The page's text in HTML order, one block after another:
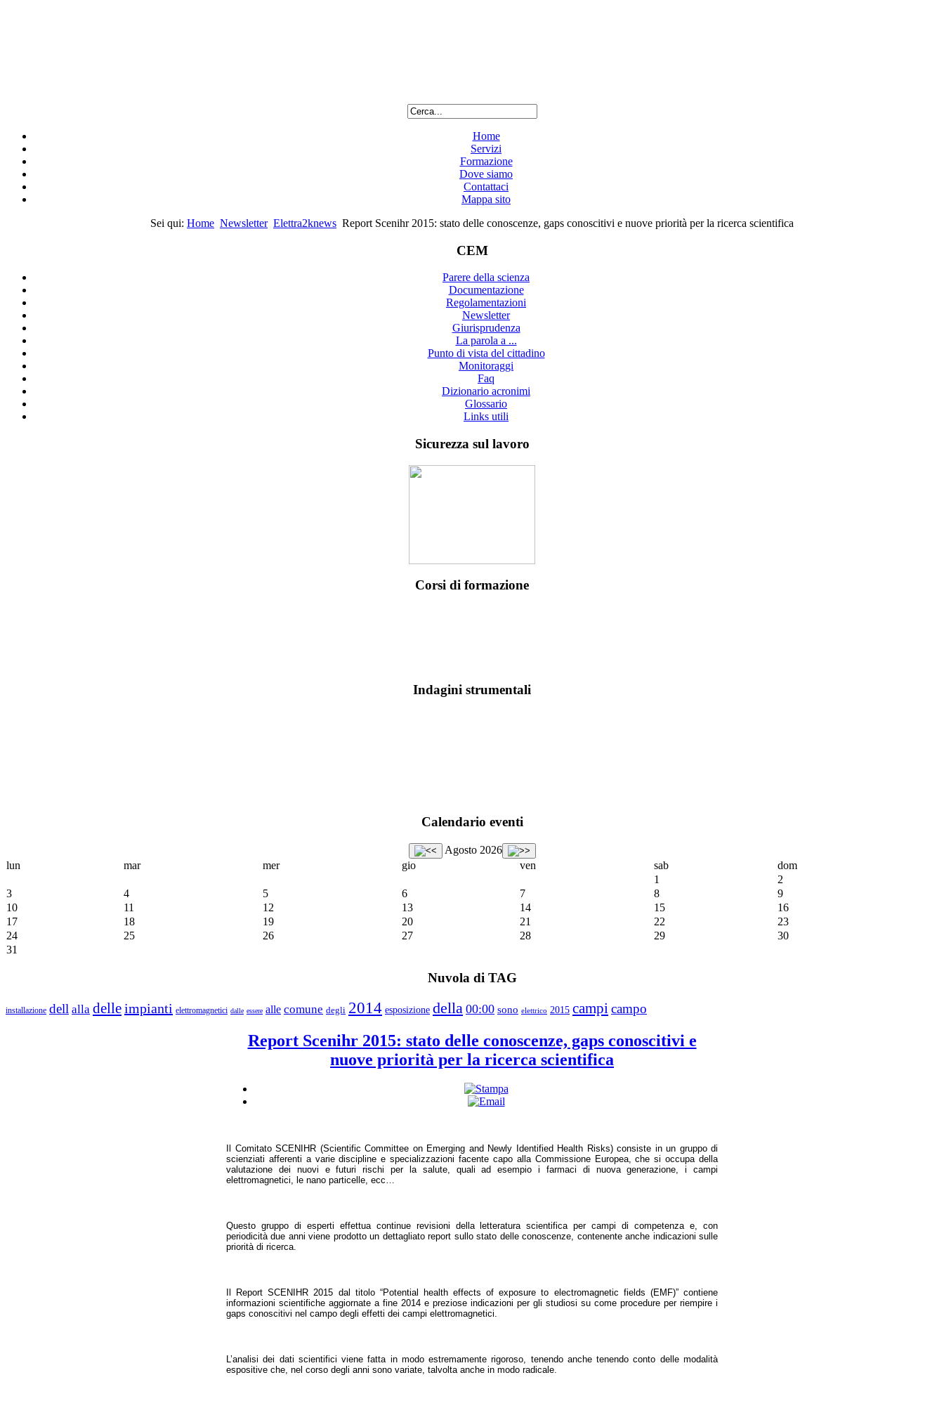
Home
Servizi
Formazione
Dove siamo
Contattaci
Mappa sito
Sei qui: Home Newsletter Elettra2knews Report Scenihr 2015: stato delle conoscenze, gaps conoscitivi e nuove priorità per la ricerca scientifica
CEM
Parere della scienza
Documentazione
Regolamentazioni
Newsletter
Giurisprudenza
La parola a ...
Punto di vista del cittadino
Monitoraggi
Faq
Dizionario acronimi
Glossario
Links utili
Sicurezza sul lavoro
Corsi di formazione
Indagini strumentali
Calendario eventi
Agosto 2026
lun
mar mer gio ven sab
dom
1
2
3
4 5 6 7 8
9
10
11 12 13 14 15
16
17
18 19 20 21 22
23
24
25 26 27 28 29
30
31
Nuvola di TAG
installazione dell alla delleimpianti elettromagnetici dalle essere alle comune degli 2014 esposizione della 00:00 sono elettrico 2015 campi campo
Report Scenihr 2015: stato delle conoscenze, gaps conoscitivi e
nuove priorità per la ricerca scientifica
Il Comitato SCENIHR (Scientific Committee on Emerging and Newly Identified Health Risks) consiste in un gruppo di
scienziati afferenti a varie discipline e specializzazioni facente capo alla Commissione Europea, che si occupa della
valutazione dei nuovi e futuri rischi per la salute, quali ad esempio i farmaci di nuova generazione, i campi
elettromagnetici, le nano particelle, ecc…
Questo gruppo di esperti effettua continue revisioni della letteratura scientifica per campi di competenza e, con
periodicità due anni viene prodotto un dettagliato report sullo stato delle conoscenze, contenente anche indicazioni sulle
priorità di ricerca.
Il Report SCENIHR 2015 dal titolo “Potential health effects of exposure to electromagnetic fields (EMF)” contiene
informazioni scientifiche aggiornate a fine 2014 e preziose indicazioni per gli studiosi su come procedure per riempire i
gaps conoscitivi nel campo degli effetti dei campi elettromagnetici.
L’analisi dei dati scientifici viene fatta in modo estremamente rigoroso, tenendo anche tenendo conto delle modalità
espositive che, nel corso degli anni sono variate, talvolta anche in modo radicale.